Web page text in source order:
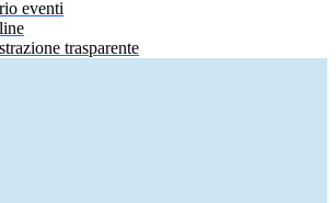
eventi
trasparente